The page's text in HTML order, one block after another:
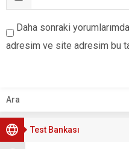
Test Bankası
Daha sonraki
adresim ve site adresim bu